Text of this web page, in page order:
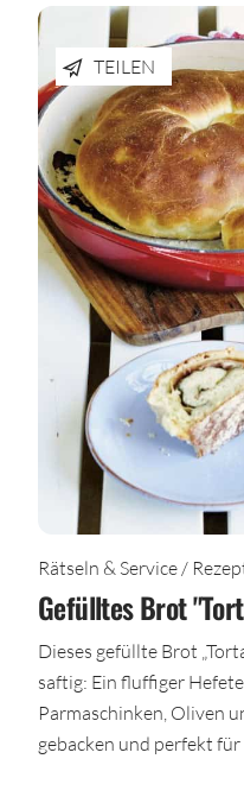
TEILEN
Rätseln & Service /
Gefülltes Brot
Dieses gefüllte Brot
saftig: Ein fluffiger
Parmaschinken, Oliven
gebacken und perfekt für